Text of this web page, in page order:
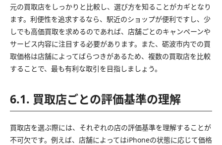
元の買取店をしっかりと比較し、選び方を知ることがカギとなり
ます。利便性を追求するなら、駅近のショップが便利ですし、少
しでも高価買取を求めるのであれば、店舗ごとのキャンペーンや
サービス内容に注目する必要があります。また、砺波市内での買
取価格は店舗によってばらつきがあるため、複数の買取店を比較
することで、最も有利な取引を目指しましょう。
6.1. 買取店ごとの評価基準の理解
買取店を選ぶ際には、それぞれの店の評価基準を理解することが
不可欠です。例えば、店舗によってはiPhoneの状態に応じて価格